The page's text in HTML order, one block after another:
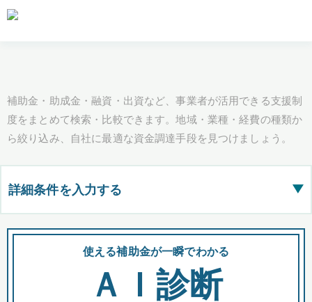
補助金・助成金・融資・出資など、事業者が活用できる支援制
度をまとめて検索・比較できます。地域・業種・経費の種類か
ら絞り込み、自社に最適な資金調達手段を見つけましょう。
詳細条件を入力する ▶
都道府県
全国の検索結果を含めて表示
使える補助金が一瞬でわかる
ＡＩ診断